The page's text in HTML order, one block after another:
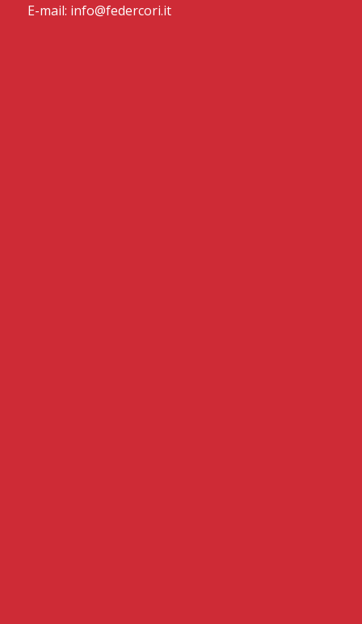
E-mail: info@federcori.it